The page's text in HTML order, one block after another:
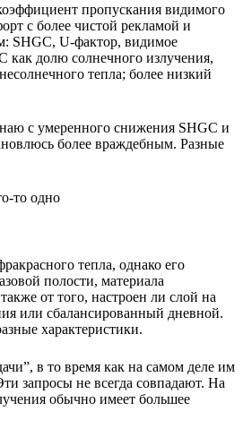
пропускания видимого
с более чистой рекламой и
SHGC, U-фактор, видимое
как долю солнечного излучения,
тепла; более низкий
с умеренного снижения SHGC и
более враждебным. Разные
то одно
тепла, однако его
полости, материала
от того, настроен ли слой на
или сбалансированный дневной.
характеристики.
в то время как на самом деле им
запросы не всегда совпадают. На
обычно имеет большее